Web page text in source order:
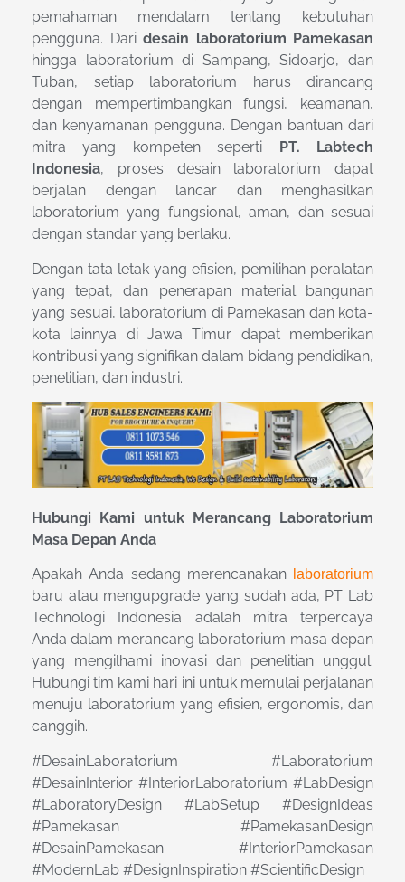
pemahaman mendalam tentang kebutuhan
pengguna. Dari desain laboratorium Pamekasan
hingga laboratorium di Sampang, Sidoarjo, dan
Tuban, setiap laboratorium harus dirancang
dengan mempertimbangkan fungsi, keamanan,
dan kenyamanan pengguna. Dengan bantuan dari
mitra yang kompeten seperti PT. Labtech
Indonesia, proses desain laboratorium dapat
berjalan dengan lancar dan menghasilkan
laboratorium yang fungsional, aman, dan sesuai
dengan standar yang berlaku.
Dengan tata letak yang efisien, pemilihan peralatan
yang tepat, dan penerapan material bangunan
yang sesuai, laboratorium di Pamekasan dan kota-
kota lainnya di Jawa Timur dapat memberikan
kontribusi yang signifikan dalam bidang pendidikan,
penelitian, dan industri.
Hubungi Kami untuk Merancang Laboratorium
Masa Depan Anda
Apakah Anda sedang merencanakan laboratorium
baru atau mengupgrade yang sudah ada, PT Lab
Technologi Indonesia adalah mitra terpercaya
Anda dalam merancang laboratorium masa depan
yang mengilhami inovasi dan penelitian unggul.
Hubungi tim kami hari ini untuk memulai perjalanan
menuju laboratorium yang efisien, ergonomis, dan
canggih.
#DesainLaboratorium #Laboratorium
#DesainInterior #InteriorLaboratorium #LabDesign
#LaboratoryDesign #LabSetup #DesignIdeas
#Pamekasan #PamekasanDesign
#DesainPamekasan #InteriorPamekasan
#ModernLab #DesignInspiration #ScientificDesign